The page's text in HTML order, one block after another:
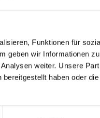
Funktionen für
geben wir Informationen
weiter. Unsere
haben oder